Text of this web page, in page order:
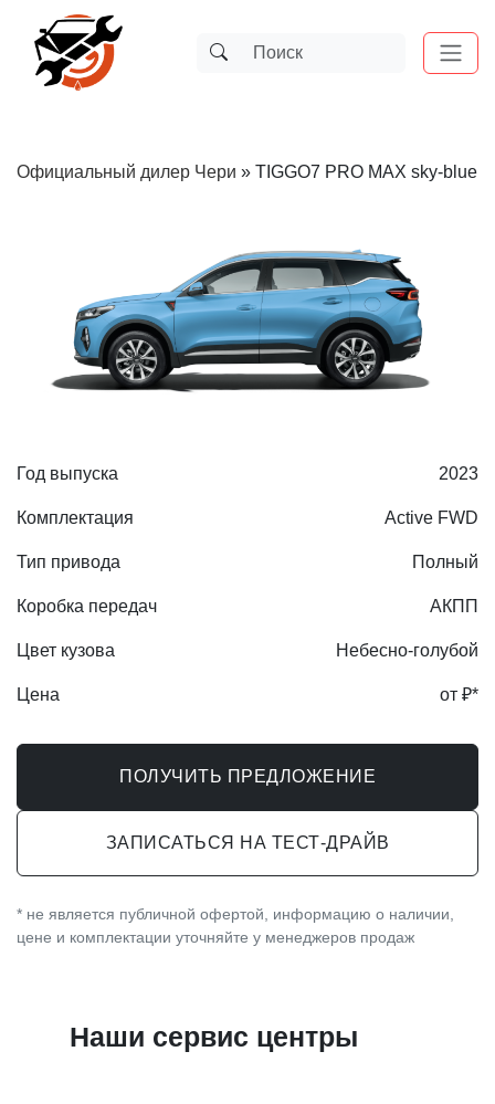
Официальный дилер Чери » TIGGO7 PRO MAX sky-blue
Год выпуска 2023
Комплектация Active FWD
Тип привода Полный
Коробка передач АКПП
Цвет кузова Небесно-голубой
Цена от ₽*
ПОЛУЧИТЬ ПРЕДЛОЖЕНИЕ
ЗАПИСАТЬСЯ НА ТЕСТ-ДРАЙВ
* не является публичной офертой, информацию о наличии,
цене и комплектации уточняйте у менеджеров продаж
Наши сервис центры